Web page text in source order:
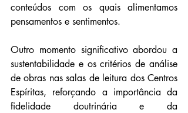
conteúdos com os quais alimentamos
pensamentos e sentimentos.
Outro momento significativo abordou a
sustentabilidade e os critérios de análise
de obras nas salas de leitura dos Centros
Espíritas, reforçando a importância da
fidelidade doutrinária e da